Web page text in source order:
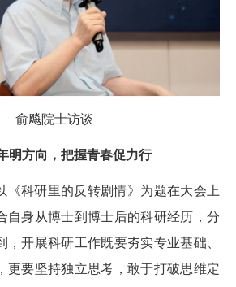
俞飚院士访谈
明方向，把握青春促力行
《科研里的反转剧情》为题在大会上
自身从博士到博士后的科研经历，分
，开展科研工作既要夯实专业基础、
更要坚持独立思考，敢于打破思维定